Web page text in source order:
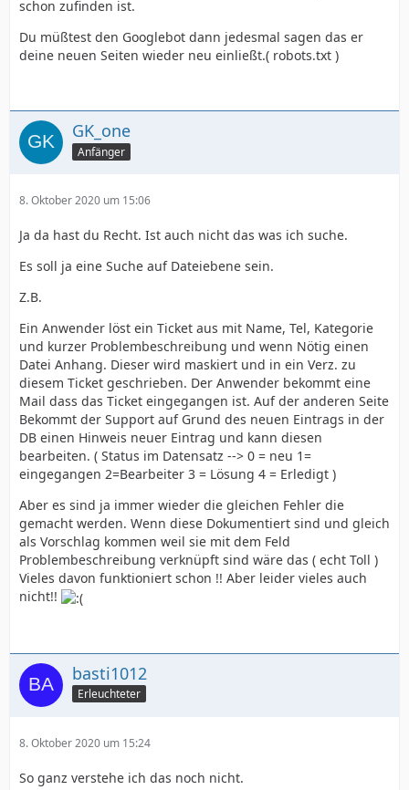
schon zufinden ist.
Du müßtest den Googlebot dann jedesmal sagen das er
deine neuen Seiten wieder neu einließt.( robots.txt )
GK_one
Anfänger
8. Oktober 2020 um 15:06
Ja da hast du Recht. Ist auch nicht das was ich suche.
Es soll ja eine Suche auf Dateiebene sein.
Z.B.
Ein Anwender löst ein Ticket aus mit Name, Tel, Kategorie
und kurzer Problembeschreibung und wenn Nötig einen
Datei Anhang. Dieser wird maskiert und in ein Verz. zu
diesem Ticket geschrieben. Der Anwender bekommt eine
Mail dass das Ticket eingegangen ist. Auf der anderen Seite
Bekommt der Support auf Grund des neuen Eintrags in der
DB einen Hinweis neuer Eintrag und kann diesen
bearbeiten. ( Status im Datensatz --> 0 = neu 1=
eingegangen 2=Bearbeiter 3 = Lösung 4 = Erledigt )
Aber es sind ja immer wieder die gleichen Fehler die
gemacht werden. Wenn diese Dokumentiert sind und gleich
als Vorschlag kommen weil sie mit dem Feld
Problembeschreibung verknüpft sind wäre das ( echt Toll )
Vieles davon funktioniert schon !! Aber leider vieles auch
nicht!!
basti1012
Erleuchteter
8. Oktober 2020 um 15:24
So ganz verstehe ich das noch nicht.